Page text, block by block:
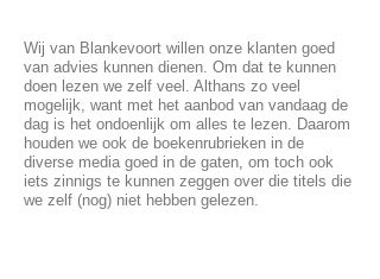
Wij van Blankevoort willen onze klanten goed
van advies kunnen dienen. Om dat te kunnen
doen lezen we zelf veel. Althans zo veel
mogelijk, want met het aanbod van vandaag de
dag is het ondoenlijk om alles te lezen. Daarom
houden we ook de boekenrubrieken in de
diverse media goed in de gaten, om toch ook
iets zinnigs te kunnen zeggen over die titels die
we zelf (nog) niet hebben gelezen.